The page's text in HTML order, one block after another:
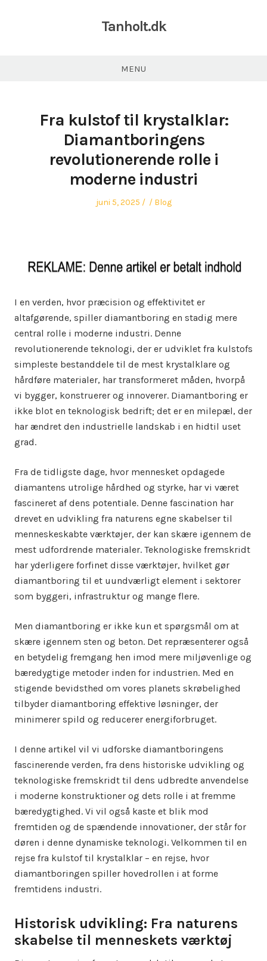
Tanholt.dk
MENU
Fra kulstof til krystalklar:
Diamantboringens
revolutionerende rolle i
moderne industri
Posted
juni 5, 2025 Author
Posted
Blog
I en verden, hvor præcision og effektivitet er
altafgørende, spiller diamantboring en stadig mere
central rolle i moderne industri. Denne
revolutionerende teknologi, der er udviklet fra kulstofs
simpleste bestanddele til de mest krystalklare og
hårdføre materialer, har transformeret måden, hvorpå
vi bygger, konstruerer og innoverer. Diamantboring er
ikke blot en teknologisk bedrift; det er en milepæl, der
har ændret den industrielle landskab i en hidtil uset
grad.
Fra de tidligste dage, hvor mennesket opdagede
diamantens utrolige hårdhed og styrke, har vi været
fascineret af dens potentiale. Denne fascination har
drevet en udvikling fra naturens egne skabelser til
menneskeskabte værktøjer, der kan skære igennem de
mest udfordrende materialer. Teknologiske fremskridt
har yderligere forfinet disse værktøjer, hvilket gør
diamantboring til et uundværligt element i sektorer
som byggeri, infrastruktur og mange flere.
Men diamantboring er ikke kun et spørgsmål om at
skære igennem sten og beton. Det repræsenterer også
en betydelig fremgang hen imod mere miljøvenlige og
bæredygtige metoder inden for industrien. Med en
stigende bevidsthed om vores planets skrøbelighed
tilbyder diamantboring effektive løsninger, der
minimerer spild og reducerer energiforbruget.
I denne artikel vil vi udforske diamantboringens
fascinerende verden, fra dens historiske udvikling og
teknologiske fremskridt til dens udbredte anvendelse
i moderne konstruktioner og dets rolle i at fremme
bæredygtighed. Vi vil også kaste et blik mod
fremtiden og de spændende innovationer, der står for
døren i denne dynamiske teknologi. Velkommen til en
rejse fra kulstof til krystalklar – en rejse, hvor
diamantboringen spiller hovedrollen i at forme
fremtidens industri.
Historisk udvikling: Fra naturens
skabelse til menneskets værktøj